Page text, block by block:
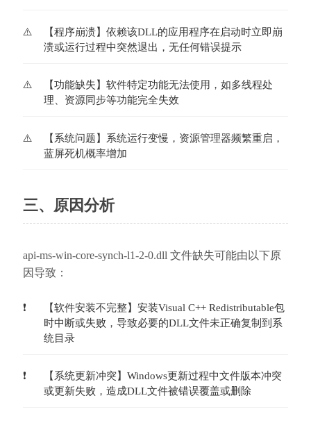
【程序崩溃】依赖该DLL的应用程序在启动时立即崩
溃或运行过程中突然退出，无任何错误提示
【功能缺失】软件特定功能无法使用，如多线程处
理、资源同步等功能完全失效
【系统问题】系统运行变慢，资源管理器频繁重启，
蓝屏死机概率增加
三、原因分析
api-ms-win-core-synch-l1-2-0.dll 文件缺失可能由以下原
因导致：
【软件安装不完整】安装Visual C++ Redistributable包
时中断或失败，导致必要的DLL文件未正确复制到系
统目录
【系统更新冲突】Windows更新过程中文件版本冲突
或更新失败，造成DLL文件被错误覆盖或删除